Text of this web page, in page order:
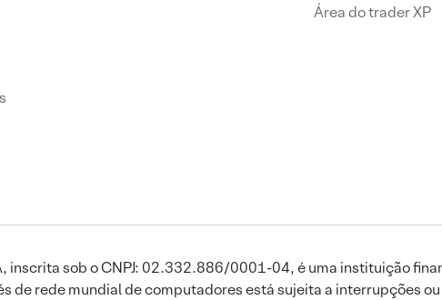
Área do trader XP
inscrita sob o CNPJ: 02.332.886/0001-04, é uma instituição
de rede mundial de computadores está sujeita a interrupções